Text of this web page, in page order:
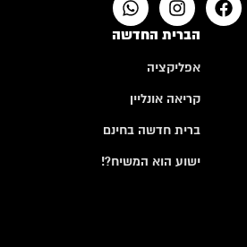
הברית החדשה
אפליקציה
קריאה אונליין
ברית חדשה בחינם
ישוע הוא המשיח?!